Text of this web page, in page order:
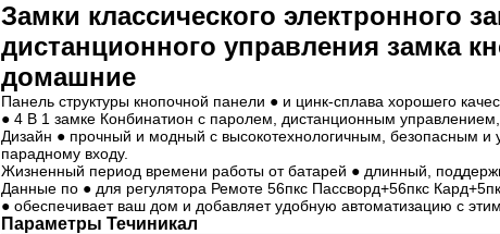
Замки классического электронного
дистанционного управления замка
домашние
Панель структуры кнопочной панели ● и цинк-сплава хорошего
● 4 В 1 замке Конбинатион с паролем, дистанционным
Дизайн ● прочный и модный с высокотехнологичным, безопасным и
парадному входу.
Жизненный период времени работы от батарей ● длинный,
Данные по ● для регулятора Ремоте 56пкс Пассворд+56пкс
● обеспечивает ваш дом и добавляет удобную автоматизацию с
Параметры Течиникал